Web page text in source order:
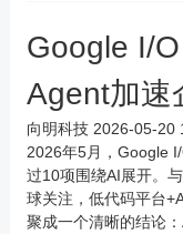
Google I/
Agent加速
向明科技 2026-05-20
2026年5月，Google
过10项围绕AI展开。
球关注，低代码平台
聚成一个清晰的结论